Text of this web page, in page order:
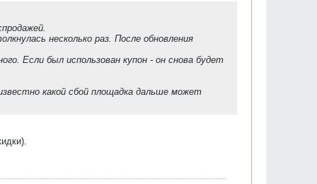
несколько раз. После обновления
Если был использован купон - он снова будет
какой сбой площадка дальше может